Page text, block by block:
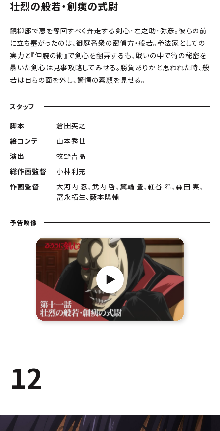
壮烈の般若・創痍の式尉
観柳邸で恵を奪回すべく奔走する剣心・左之助・弥彦。彼らの前
に立ち塞がったのは、御庭番衆の密偵方・般若。拳法家としての
実力と『伸腕の術』で剣心を翻弄するも、戦いの中で術の秘密を
暴いた剣心は見事攻略してみせる。勝負ありかと思われた時、般
若は自らの面を外し、驚愕の素顔を見せる。
スタッフ
脚本
倉田英之
絵コンテ
山本秀世
演出
牧野吉高
総作画監督
小林利充
作画監督
大河内 忍、武内 啓、箕輪 豊、紅谷 希、森田 実、
冨永拓生、薮本陽輔
予告映像
12